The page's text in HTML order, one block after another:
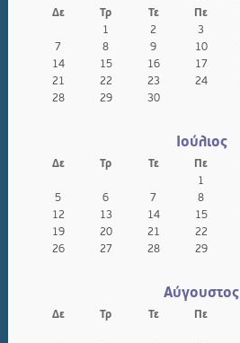
Δε Τρ Τε Πε
1
2 3
7
8 9 10
14
15 16 17
21
22 23 24
28
29 30
Ιούλιος
Δε Τρ Τε Πε
1
5
6 7 8
12
13 14 15
19
20 21 22
26
27 28 29
Αύγουστος
Δε Τρ Τε Πε